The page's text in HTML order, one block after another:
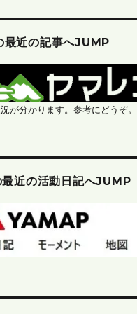
最近の記事へJUMP
が分かります。参考にどうぞ。
近の活動日記へJUMP